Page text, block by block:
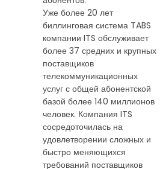
Уже более 20 лет
биллинговая система TABS
компании ITS обслуживает
более 37 средних и крупных
поставщиков
телекоммуникационных
услуг с общей абонентской
базой более 140 миллионов
человек. Компания ITS
сосредоточилась на
удовлетворении сложных и
быстро меняющихся
требований поставщиков